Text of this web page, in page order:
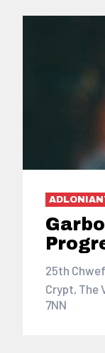
25th
Crypt, The
7NN